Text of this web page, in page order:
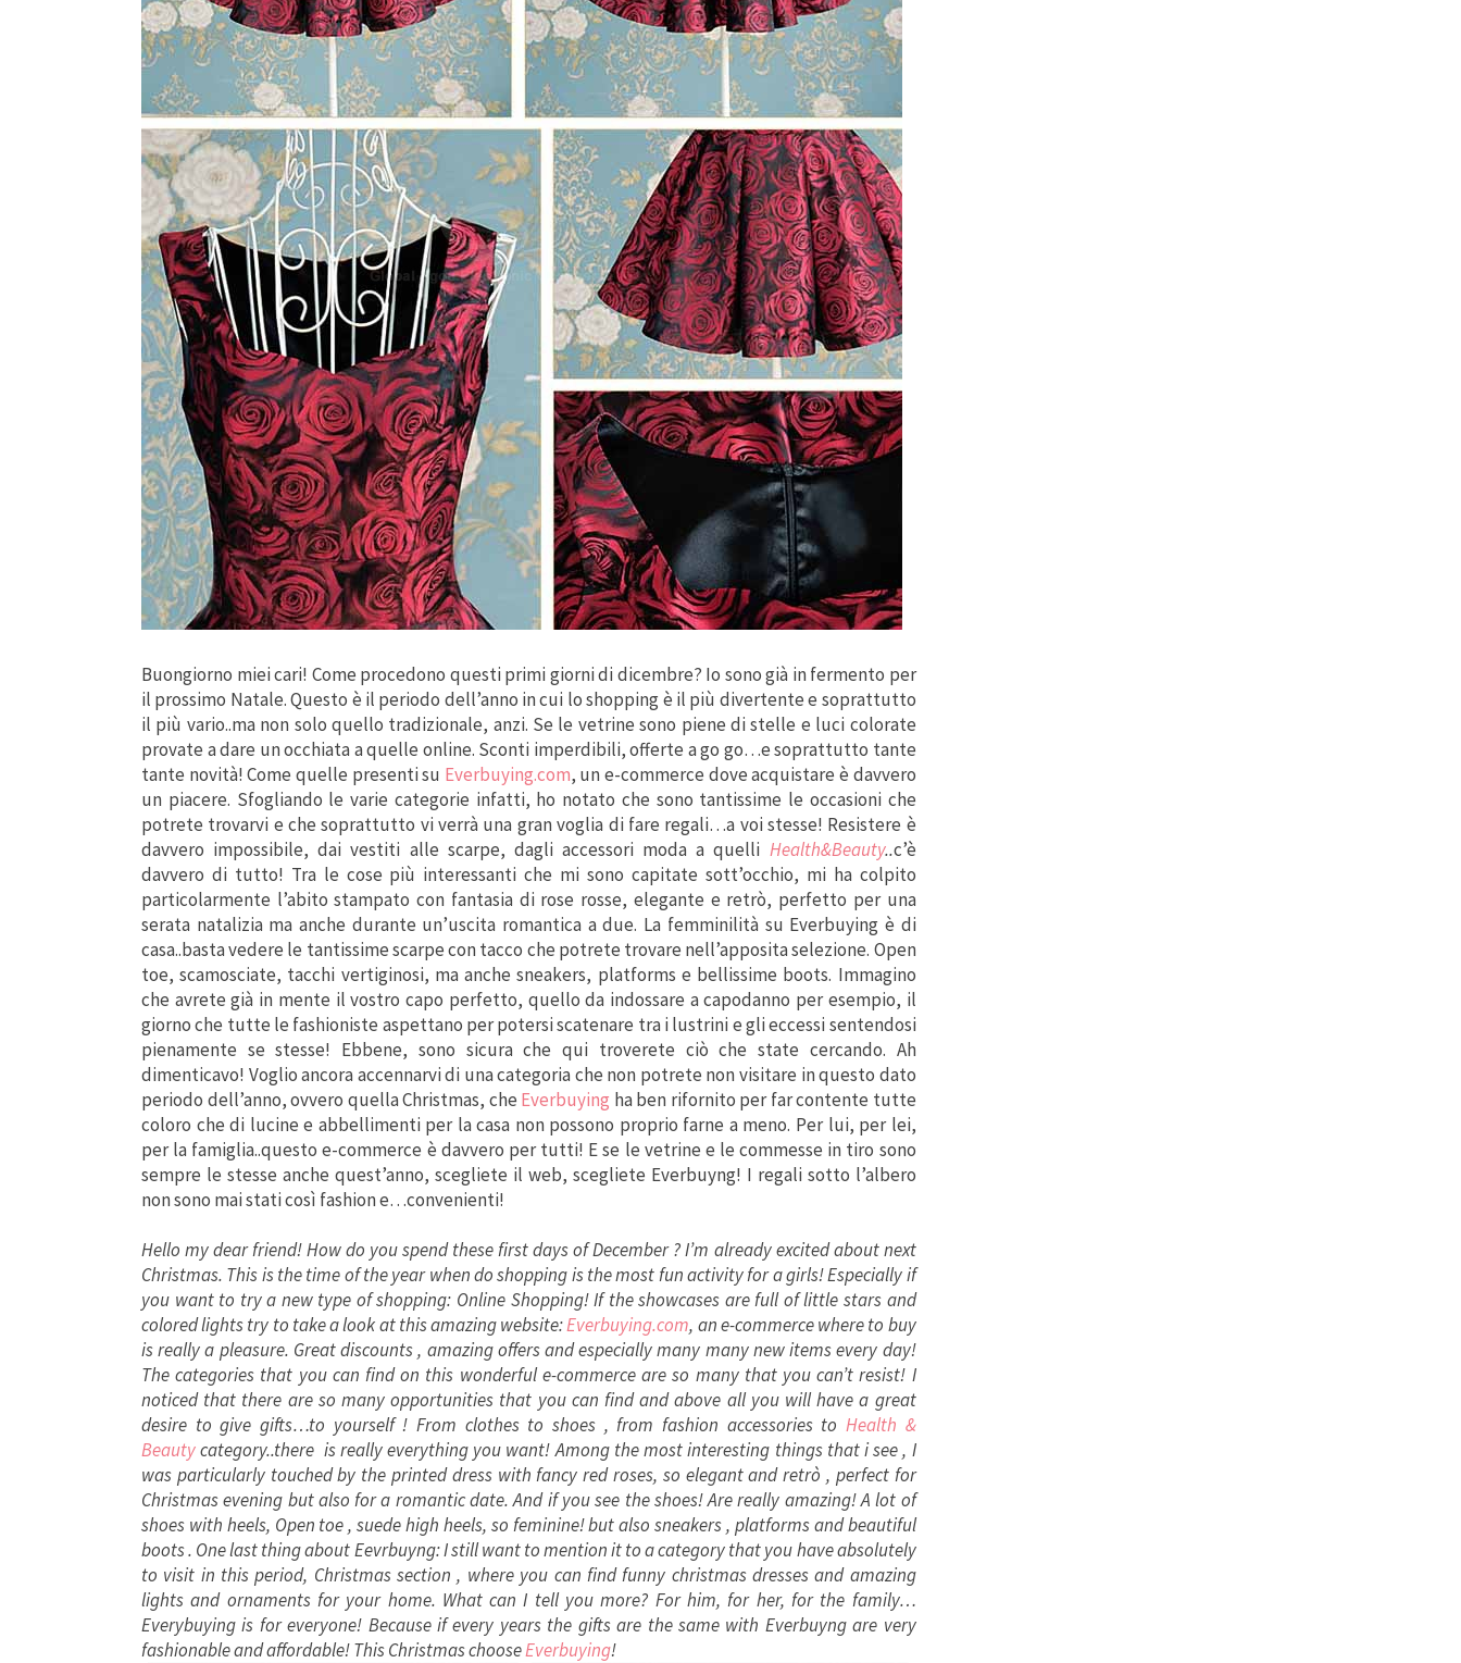
Buongiorno miei cari! Come procedono questi primi giorni di dicembre? Io sono già in fermento per
il prossimo Natale. Questo è il periodo dell’anno in cui lo shopping è il più divertente e soprattutto
il più vario..ma non solo quello tradizionale, anzi. Se le vetrine sono piene di stelle e luci colorate
provate a dare un occhiata a quelle online. Sconti imperdibili, offerte a go go…e soprattutto tante
tante novità! Come quelle presenti su Everbuying.com, un e-commerce dove acquistare è davvero
un piacere. Sfogliando le varie categorie infatti, ho notato che sono tantissime le occasioni che
potrete trovarvi e che soprattutto vi verrà una gran voglia di fare regali…a voi stesse! Resistere è
davvero impossibile, dai vestiti alle scarpe, dagli accessori moda a quelli Health&Beauty..c’è
davvero di tutto! Tra le cose più interessanti che mi sono capitate sott’occhio, mi ha colpito
particolarmente l’abito stampato con fantasia di rose rosse, elegante e retrò, perfetto per una
serata natalizia ma anche durante un’uscita romantica a due. La femminilità su Everbuying è di
casa..basta vedere le tantissime scarpe con tacco che potrete trovare nell’apposita selezione. Open
toe, scamosciate, tacchi vertiginosi, ma anche sneakers, platforms e bellissime boots. Immagino
che avrete già in mente il vostro capo perfetto, quello da indossare a capodanno per esempio, il
giorno che tutte le fashioniste aspettano per potersi scatenare tra i lustrini e gli eccessi sentendosi
pienamente se stesse! Ebbene, sono sicura che qui troverete ciò che state cercando. Ah
dimenticavo! Voglio ancora accennarvi di una categoria che non potrete non visitare in questo dato
periodo dell’anno, ovvero quella Christmas, che Everbuying ha ben rifornito per far contente tutte
coloro che di lucine e abbellimenti per la casa non possono proprio farne a meno. Per lui, per lei,
per la famiglia..questo e-commerce è davvero per tutti! E se le vetrine e le commesse in tiro sono
sempre le stesse anche quest’anno, scegliete il web, scegliete Everbuyng! I regali sotto l’albero
non sono mai stati così fashion e…convenienti!
Hello my dear friend! How do you spend these first days of December ? I’m already excited about next
Christmas. This is the time of the year when do shopping is the most fun activity for a girls! Especially if
you want to try a new type of shopping: Online Shopping! If the showcases are full of little stars and
colored lights try to take a look at this amazing website:Everbuying.com, an e-commerce where to buy
is really a pleasure. Great discounts , amazing offers and especially many many new items every day!
The categories that you can find on this wonderful e-commerce are so many that you can’t resist! I
noticed that there are so many opportunities that you can find and above all you will have a great
desire to give gifts…to yourself ! From clothes to shoes , from fashion accessories to Health &
Beautycategory..there is really everything you want! Among the most interesting things that i see , I
was particularly touched by the printed dress with fancy red roses, so elegant and retrò , perfect for
Christmas evening but also for a romantic date. And if you see the shoes! Are really amazing! A lot of
shoes with heels, Open toe , suede high heels, so feminine! but also sneakers , platforms and beautiful
boots . One last thing about Eevrbuyng: I still want to mention it to a category that you have absolutely
to visit in this period, Christmas section , where you can find funny christmas dresses and amazing
lights and ornaments for your home. What can I tell you more? For him, for her, for the family…
Everybuying is for everyone! Because if every years the gifts are the same with Everbuyng are very
fashionable and affordable! This Christmas chooseEverbuying!